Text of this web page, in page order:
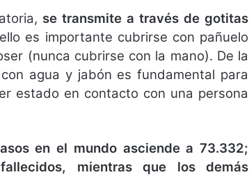
se transmite a través de gotitas
es importante cubrirse con pañuelo
(nunca cubrirse con la mano). De la
agua y jabón es fundamental para
estado en contacto con una persona
en el mundo asciende a 73.332;
mientras que los demás